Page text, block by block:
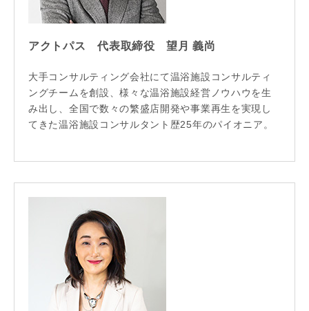
アクトパス 代表取締役 望月 義尚
大手コンサルティング会社にて温浴施設コンサルティ
ングチームを創設、様々な温浴施設経営ノウハウを生
み出し、全国で数々の繁盛店開発や事業再生を実現し
てきた温浴施設コンサルタント歴25年のパイオニア。